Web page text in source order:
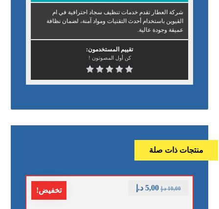
شركة العطار تقدم خدمات تنظيف سجاد احترافية في ام
القيوين باستخدام أحدث التقنيات ومواد آمنة، لضمان نظافة
عميقة وجودة عالية.
تقييم المستخدمون:
كن أول المصوتون !
منتجات ذات صلة
تخفيض! 10,00 د.إ 5,00 د.إ